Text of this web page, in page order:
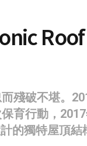
殘破不堪。
育行動，
的獨特屋頂結